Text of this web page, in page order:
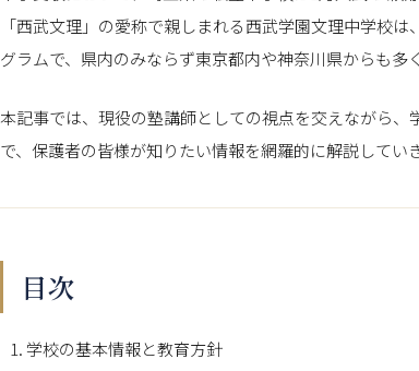
「西武文理」の愛称で親しまれる西武学園文理中学校
グラムで、県内のみならず東京都内や神奈川県からも多
本記事では、現役の塾講師としての視点を交えながら
で、保護者の皆様が知りたい情報を網羅的に解説してい
目次
学校の基本情報と教育方針